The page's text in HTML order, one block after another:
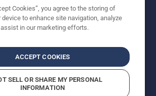
(publ). Tutti i diritti riservati. I prezzi
raccomandati e arrotondati, non
di I.V.A. vigente. FERCAD SpA
49 - 36077 Altavilla Vic. (VI) - Capitale
int. vers. P.I. e C.F. 01252490246 -
Cookies”, you agree to the storing of
to enhance site navigation, analyze
in our marketing efforts.
ACCEPT COOKIES
SELL OR SHARE MY PERSONAL
INFORMATION